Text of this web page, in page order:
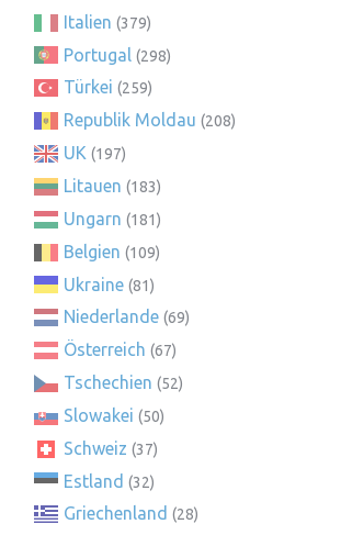
Italien (379)
Portugal (298)
Türkei (259)
Republik Moldau (208)
UK (197)
Litauen (183)
Ungarn (181)
Belgien (109)
Ukraine (81)
Niederlande (69)
Österreich (67)
Tschechien (52)
Slowakei (50)
Schweiz (37)
Estland (32)
Griechenland (28)